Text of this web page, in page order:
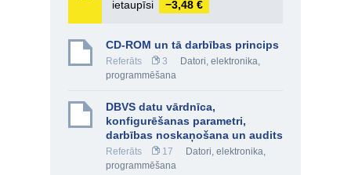
ietaupīsi
−3,48 €
CD-ROM un tā darbības princips
Referāts 3
Datori, elektronika,
programmēšana
DBVS datu vārdnīca,
konfigurēšanas parametri,
darbības noskaņošana un audits
Referāts 17
Datori, elektronika,
programmēšana